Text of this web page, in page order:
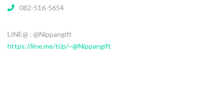
082-516-5654
LINE@ : @Nippangift
https://line.me/ti/p/~@Nippangift